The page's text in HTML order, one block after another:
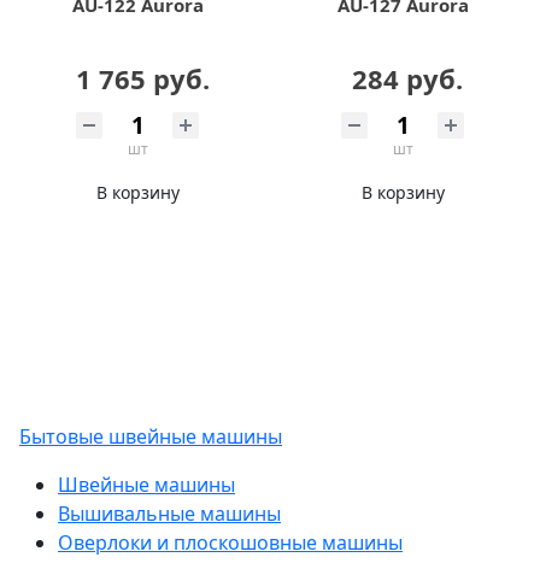
AU-122 Aurora
1 765 руб.
шт
В корзину
AU-127 Aurora
284 руб.
шт
В корзину
Бытовые швейные машины
Швейные машины
Вышивальные машины
Оверлоки и плоскошовные машины